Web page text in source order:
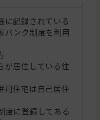
に記録されている
バンク制度を利用
が居住している住
用住宅は自己居住
度に登録してある